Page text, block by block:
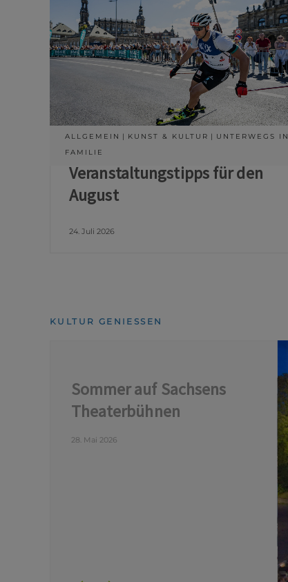
ALLGEMEIN KUNST & KULTUR
UNTERWEGS IN
FAMILIE
Veranstaltungstipps für den
August
24. Juli 2026
KULTUR GENIESSEN
Sommer auf Sachsens
Theaterbühnen
28. Mai 2026